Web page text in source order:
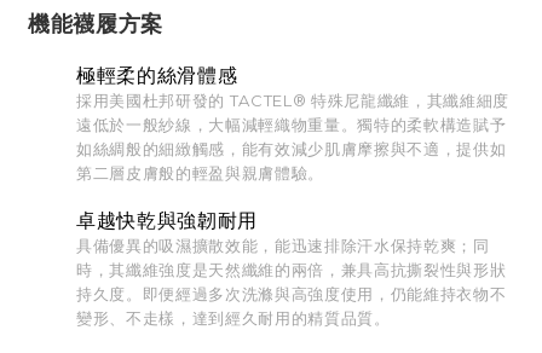
機能襪履方案
極輕柔的絲滑體感
採用美國杜邦研發的 TACTEL® 特殊尼龍纖維，其纖維細度
遠低於一般紗線，大幅減輕織物重量。獨特的柔軟構造賦予
如絲綢般的細緻觸感，能有效減少肌膚摩擦與不適，提供如
第二層皮膚般的輕盈與親膚體驗。
卓越快乾與強韌耐用
具備優異的吸濕擴散效能，能迅速排除汗水保持乾爽；同
時，其纖維強度是天然纖維的兩倍，兼具高抗撕裂性與形狀
持久度。即便經過多次洗滌與高強度使用，仍能維持衣物不
變形、不走樣，達到經久耐用的精質品質。